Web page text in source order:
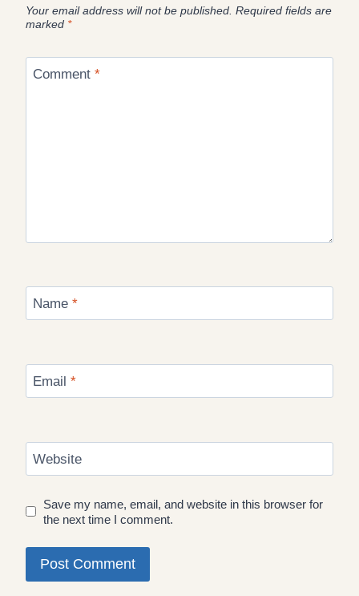
Your email address will not be published. Required fields are
marked *
Comment *
Name *
Email *
Website
Save my name, email, and website in this browser for
the next time I comment.